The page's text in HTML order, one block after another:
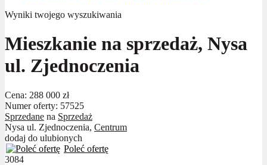
Wyniki twojego wyszukiwania
Mieszkanie na sprzedaż, Nysa
ul. Zjednoczenia
Cena: 288 000 zł
Numer oferty: 57525
Sprzedane na Sprzedaż
Nysa ul. Zjednoczenia, Centrum
dodaj do ulubionych
Poleć ofertę
3084